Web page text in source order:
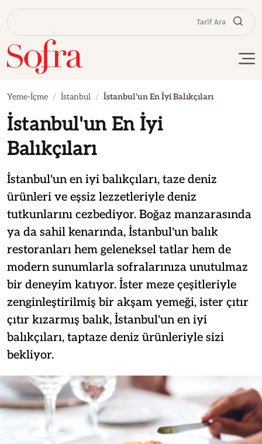
Tarif Ara
Yeme-İçme İstanbul İstanbul'un En İyi Balıkçıları
İstanbul'un En İyi
Balıkçıları
İstanbul'un en iyi balıkçıları, taze deniz
ürünleri ve eşsiz lezzetleriyle deniz
tutkunlarını cezbediyor. Boğaz manzarasında
ya da sahil kenarında, İstanbul'un balık
restoranları hem geleneksel tatlar hem de
modern sunumlarla sofralarınıza unutulmaz
bir deneyim katıyor. İster meze çeşitleriyle
zenginleştirilmiş bir akşam yemeği, ister çıtır
çıtır kızarmış balık, İstanbul'un en iyi
balıkçıları, taptaze deniz ürünleriyle sizi
bekliyor.